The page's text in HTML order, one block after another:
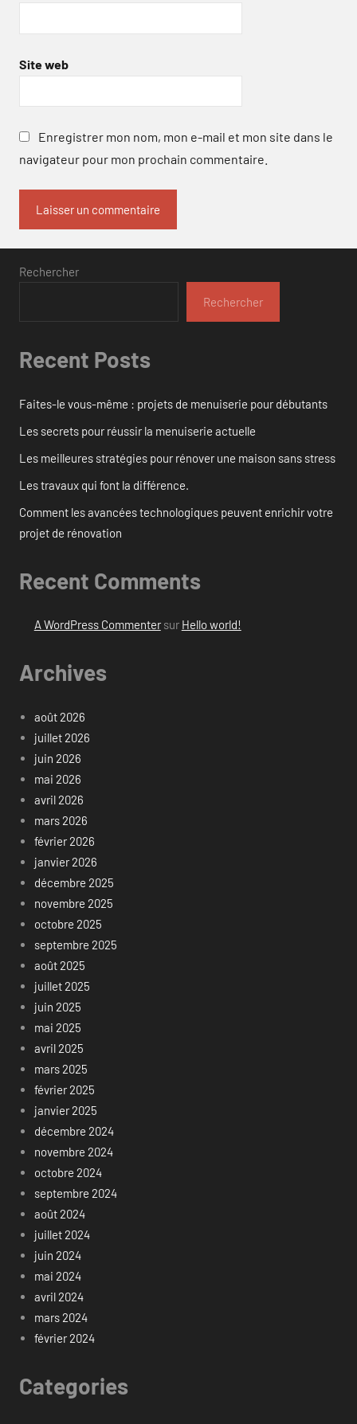
Site web
Enregistrer mon nom, mon e-mail et mon site dans le
navigateur pour mon prochain commentaire.
Rechercher
Rechercher
Recent Posts
Faites-le vous-même : projets de menuiserie pour débutants
Les secrets pour réussir la menuiserie actuelle
Les meilleures stratégies pour rénover une maison sans stress
Les travaux qui font la différence.
Comment les avancées technologiques peuvent enrichir votre
projet de rénovation
Recent Comments
A WordPress Commentersur Hello world!
Archives
août 2026
juillet 2026
juin 2026
mai 2026
avril 2026
mars 2026
février 2026
janvier 2026
décembre 2025
novembre 2025
octobre 2025
septembre 2025
août 2025
juillet 2025
juin 2025
mai 2025
avril 2025
mars 2025
février 2025
janvier 2025
décembre 2024
novembre 2024
octobre 2024
septembre 2024
août 2024
juillet 2024
juin 2024
mai 2024
avril 2024
mars 2024
février 2024
Categories